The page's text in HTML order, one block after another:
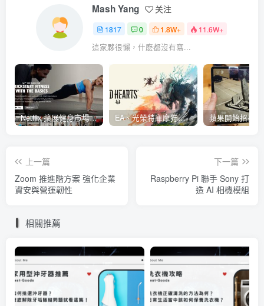
Mash Yang 关注
1817 0 1.8W+ 11.6W+
這家夥很懶，什麽都沒有寫...
Netflix 擴展健身市場 與 Nike 合作推出《Nike Training Club》系列健身影片 EA、光榮特庫摩狩獵冒險遊戲《WILD HEARTS》公布「強大化獸」宣傳影片
上一篇
Zoom 推進階方案 強化企業
資安與營運韌性
下一篇
Raspberry Pi 聯手 Sony 打
造 AI 相機模組
相關推薦